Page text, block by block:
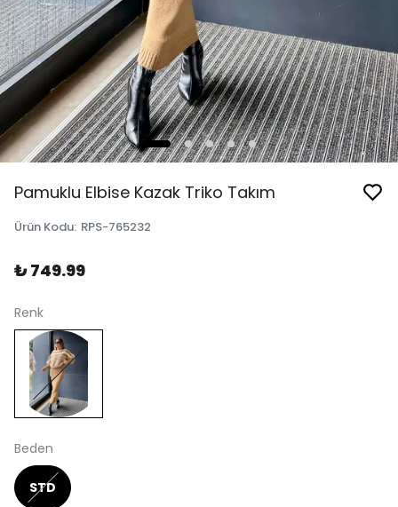
Pamuklu Elbise Kazak Triko Takım
Ürün Kodu: RPS-765232
₺ 749.99
Renk
Beden
STD